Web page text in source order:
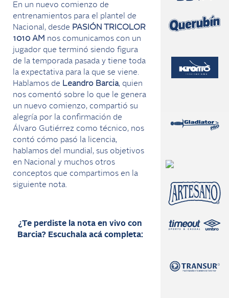
En un nuevo comienzo de
entrenamientos para el plantel de
Nacional, desde PASIÓN TRICOLOR
1010 AM nos comunicamos con un
jugador que terminó siendo figura
de la temporada pasada y tiene toda
la expectativa para la que se viene.
Hablamos de Leandro Barcia, quien
nos comentó sobre lo que le genera
un nuevo comienzo, compartió su
alegría por la confirmación de
Álvaro Gutiérrez como técnico, nos
contó cómo pasó la licencia,
hablamos del mundial, sus objetivos
en Nacional y muchos otros
conceptos que compartimos en la
siguiente nota.
¿Te perdiste la nota en vivo con
Barcia? Escuchala acá completa: